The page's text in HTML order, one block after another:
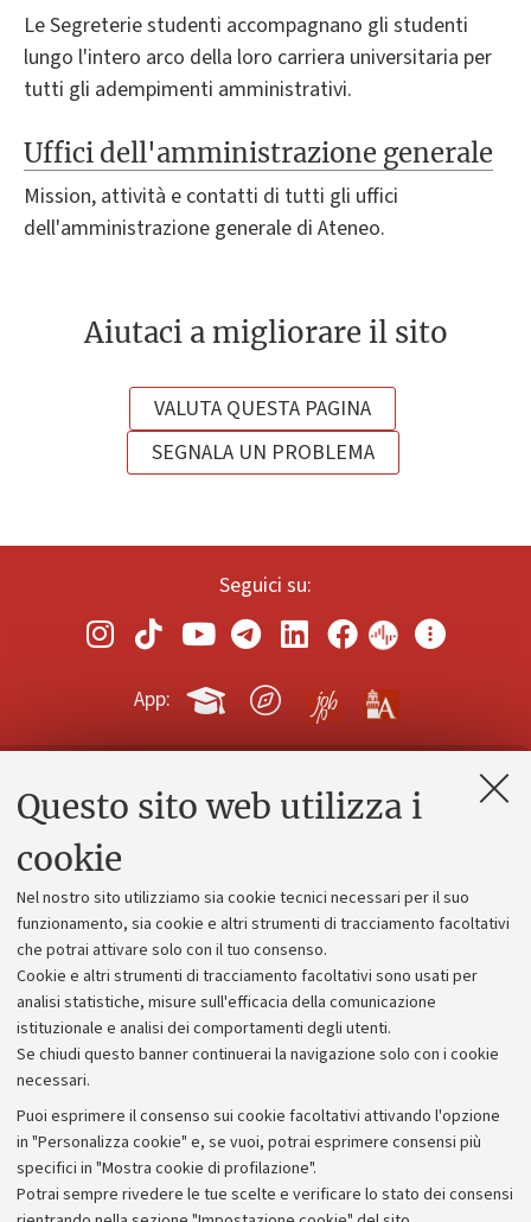
Questo sito web utilizza i
cookie
Nel nostro sito utilizziamo sia cookie tecnici necessari per il suo
funzionamento, sia cookie e altri strumenti di tracciamento facoltativi
che potrai attivare solo con il tuo consenso.
Cookie e altri strumenti di tracciamento facoltativi sono usati per
analisi statistiche, misure sull'efficacia della comunicazione
istituzionale e analisi dei comportamenti degli utenti.
Se chiudi questo banner continuerai la navigazione solo con i cookie
necessari.
Puoi esprimere il consenso sui cookie facoltativi attivando l'opzione
in "Personalizza cookie" e, se vuoi, potrai esprimere consensi più
specifici in "Mostra cookie di profilazione".
Potrai sempre rivedere le tue scelte e verificare lo stato dei consensi
Le Segreterie studenti accompagnano gli studenti
lungo l'intero arco della loro carriera universitaria per
tutti gli adempimenti amministrativi.
Uffici dell'amministrazione generale
Mission, attività e contatti di tutti gli uffici
dell'amministrazione generale di Ateneo.
Aiutaci a migliorare il sito
VALUTA QUESTA PAGINA
SEGNALA UN PROBLEMA
Seguici su:
App:
Contatti e PEC
Alumni community
Piano strategico
Bilanci
Donazioni e 5x1000
Bandi, gare e concorsi
Albo online
Amministrazione trasparente